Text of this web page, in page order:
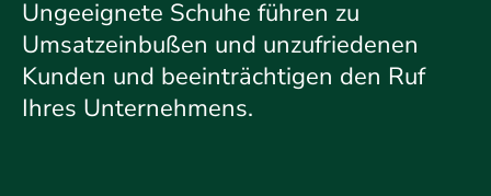
Ungeeignete Schuhe führen zu
Umsatzeinbußen und unzufriedenen
Kunden und beeinträchtigen den Ruf
Ihres Unternehmens.